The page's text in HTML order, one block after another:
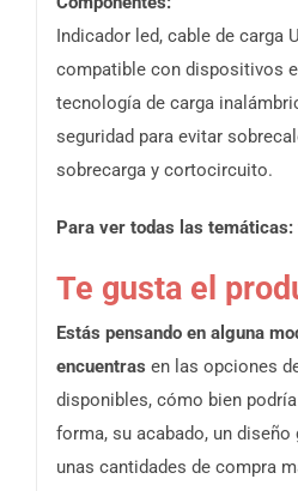
Indicador led, cable de carga
compatible con dispositivos
tecnología de carga
seguridad para evitar
sobrecarga y cortocircuito.
Para ver todas las temáticas:
Te gusta el
Estás pensando en alguna
encuentras en las opciones
disponibles, cómo bien
forma, su acabado, un
unas cantidades de compra